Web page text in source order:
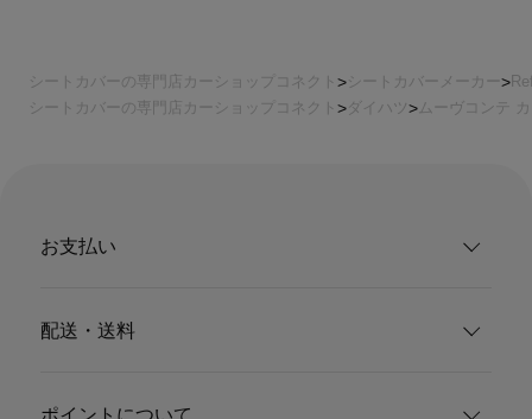
シートカバーの専門店カーショップコネクト シートカバーメーカー
シートカバーの専門店カーショップコネクト
ダイハツ ムーヴコンテ
お支払い
配送・送料
ポイントについて